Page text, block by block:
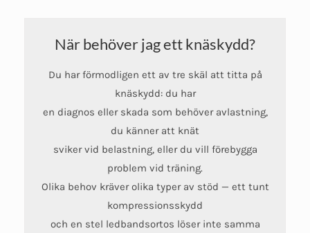
produktsidan
väljas
produktsidan
När behöver jag ett knäskydd?
Du har förmodligen ett av tre skäl att titta på
knäskydd: du har
en diagnos eller skada som behöver avlastning,
du känner att knät
sviker vid belastning, eller du vill förebygga
problem vid träning.
Olika behov kräver olika typer av stöd — ett tunt
kompressionsskydd
och en stel ledbandsortos löser inte samma